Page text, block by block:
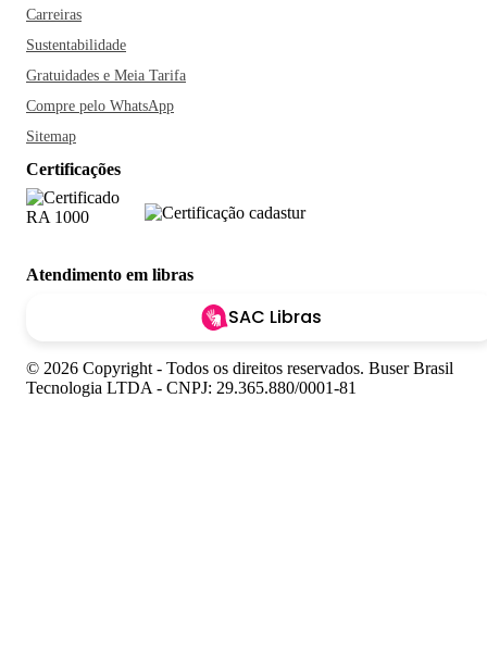
Carreiras
Sustentabilidade
Gratuidades e Meia Tarifa
Compre pelo WhatsApp
Sitemap
Certificações
Atendimento em libras
SAC Libras
© 2026 Copyright - Todos os direitos reservados. Buser Brasil
Tecnologia LTDA - CNPJ: 29.365.880/0001-81